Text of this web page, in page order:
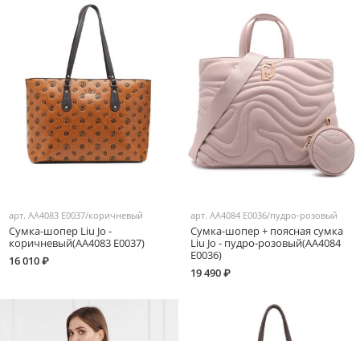
арт.AA4083 E0037/коричневый
Сумка-шопер Liu Jo -
коричневый(AA4083 E0037)
16 010 ₽
арт. AA4084 E0036/пудро-розовый
Сумка-шопер + поясная сумка
Liu Jo - пудро-розовый(AA4084
E0036)
19 490 ₽